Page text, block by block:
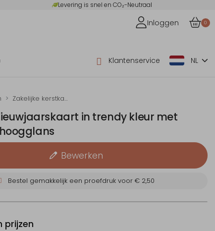
Levering is snel en CO₂-Neutraal
Inloggen 0
Klantenservice NL
Zakelijke kerstkaarten met folie
in trendy kleur met
Bewerken
Bestel gemakkelijk een proefdruk voor€ 2,50
prijzen